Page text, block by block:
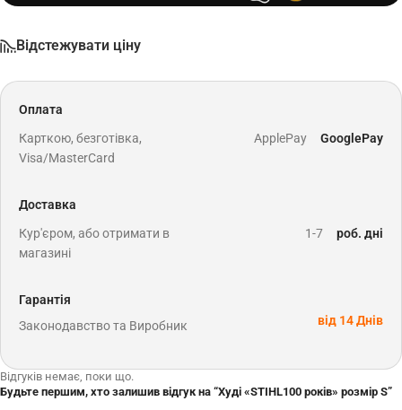
Відстежувати ціну
Оплата
Карткою, безготівка,
Visa/MasterCard
ApplePay GooglePay
Доставка
Кур'єром, або отримати в
магазині
1-7 роб. дні
Гарантія
Законодавство та Виробник
від 14 Днів
Відгуків немає, поки що.
Будьте першим, хто залишив відгук на “Худі «STIHL100 років» розмір S”